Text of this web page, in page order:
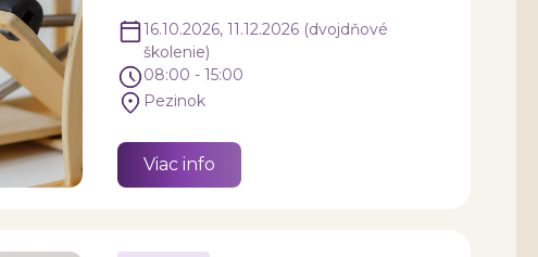
16.10.2026, 11.12.2026 (dvojdňové
školenie)
08:00 - 15:00
Pezinok
Viac info